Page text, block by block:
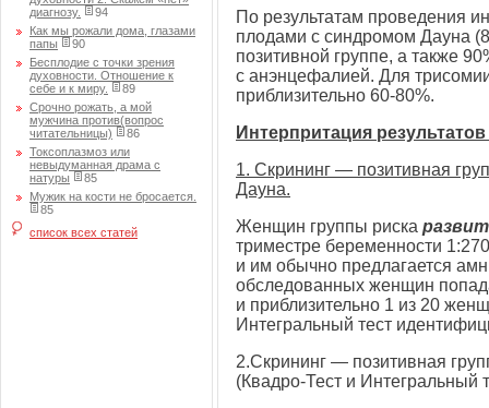
диагнозу.
94
Как мы рожали дома, глазами
папы
90
Бесплодие с точки зрения
духовности. Отношение к
себе и к миру.
89
Срочно рожать, а мой
мужчина против(вопрос
читательницы)
86
Токсоплазмоз или
невыдуманная драма с
натуры
85
Мужик на кости не бросается.
85
список всех статей
По результатам проведения
плодами с синдромом Дауна
позитивной группе, а также
с анэнцефалией. Для
приблизительно 60-80%.
Интерпритация результатов
1. Скрининг — позитивная
Дауна.
Женщин группы риска
триместре беременности
и им обычно предлагается
обследованных женщин
и приблизительно 1 из 20
Интегральный тест
2.Скрининг — позитивная
(Квадро-Тест и Интегральный